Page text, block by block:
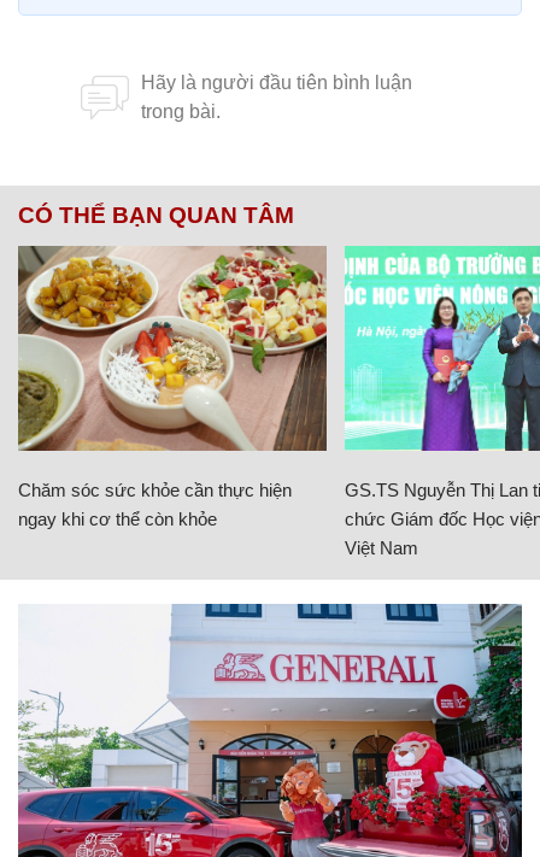
CÓ THỂ BẠN QUAN TÂM
Chăm sóc sức khỏe cần thực hiện
ngay khi cơ thể còn khỏe
GS.TS Nguyễn Thị Lan
chức Giám đốc Học
Việt Nam